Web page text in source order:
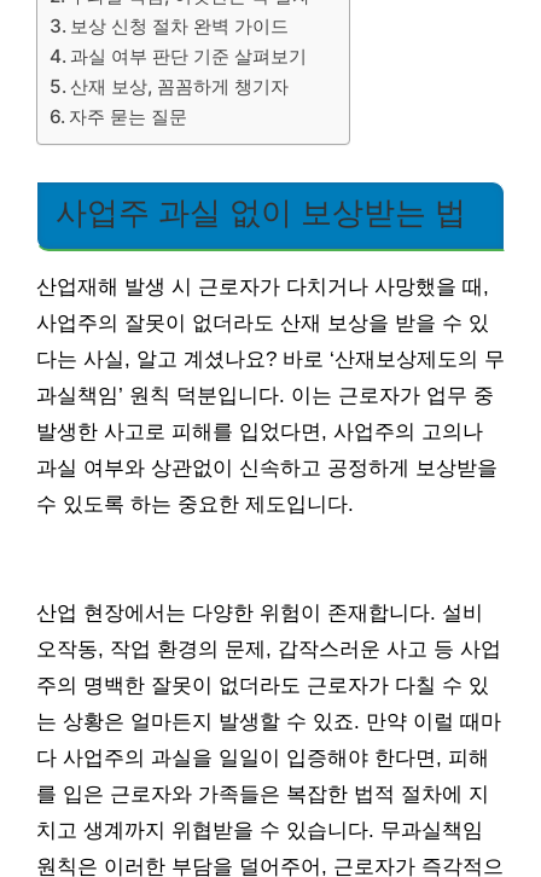
보상 신청 절차 완벽 가이드
과실 여부 판단 기준 살펴보기
산재 보상, 꼼꼼하게 챙기자
자주 묻는 질문
사업주 과실 없이 보상받는 법
산업재해 발생 시 근로자가 다치거나 사망했을 때,
사업주의 잘못이 없더라도 산재 보상을 받을 수 있
다는 사실, 알고 계셨나요? 바로 ‘산재보상제도의 무
과실책임’ 원칙 덕분입니다. 이는 근로자가 업무 중
발생한 사고로 피해를 입었다면, 사업주의 고의나
과실 여부와 상관없이 신속하고 공정하게 보상받을
수 있도록 하는 중요한 제도입니다.
산업 현장에서는 다양한 위험이 존재합니다. 설비
오작동, 작업 환경의 문제, 갑작스러운 사고 등 사업
주의 명백한 잘못이 없더라도 근로자가 다칠 수 있
는 상황은 얼마든지 발생할 수 있죠. 만약 이럴 때마
다 사업주의 과실을 일일이 입증해야 한다면, 피해
를 입은 근로자와 가족들은 복잡한 법적 절차에 지
치고 생계까지 위협받을 수 있습니다. 무과실책임
원칙은 이러한 부담을 덜어주어, 근로자가 즉각적으